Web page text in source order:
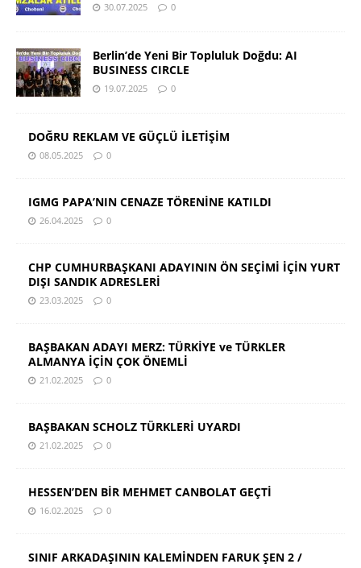
30.07.2025 0
Berlin’de Yeni Bir Topluluk Doğdu: AI
BUSINESS CIRCLE
19.07.2025 0
DOĞRU REKLAM VE GÜÇLÜ İLETİŞİM
08.05.2025 0
IGMG PAPA’NIN CENAZE TÖRENİNE KATILDI
26.04.2025 0
CHP CUMHURBAŞKANI ADAYININ ÖN SEÇİMİ İÇİN YURT
DIŞI SANDIK ADRESLERİ
23.03.2025 0
BAŞBAKAN ADAYI MERZ: TÜRKİYE ve TÜRKLER
ALMANYA İÇİN ÇOK ÖNEMLİ
21.02.2025 0
BAŞBAKAN SCHOLZ TÜRKLERİ UYARDI
21.02.2025 0
HESSEN’DEN BİR MEHMET CANBOLAT GEÇTİ
16.02.2025 0
SINIF ARKADAŞININ KALEMİNDEN FARUK ŞEN 2 /